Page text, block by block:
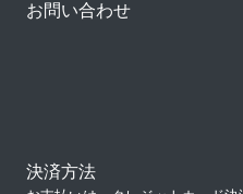
お問い合わせ
決済方法